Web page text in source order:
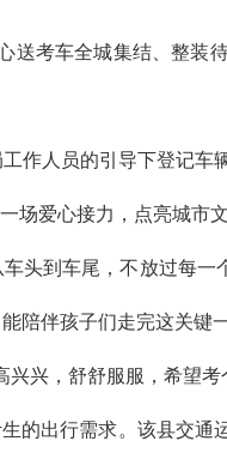
考车全城集结、整装
作人员的引导下登记车
场爱心接力，点亮城市文
头到车尾，不放过每一
陪伴孩子们走完这关键
兴，舒舒服服，希望考
出行需求。该县交通